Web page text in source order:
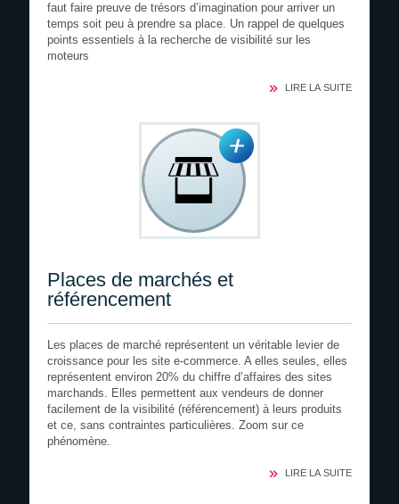
faut faire preuve de trésors d’imagination pour arriver un
temps soit peu à prendre sa place. Un rappel de quelques
points essentiels à la recherche de visibilité sur les
moteurs
LIRE LA SUITE
Places de marchés et
référencement
Les places de marché représentent un véritable levier de
croissance pour les site e-commerce. A elles seules, elles
représentent environ 20% du chiffre d’affaires des sites
marchands. Elles permettent aux vendeurs de donner
facilement de la visibilité (référencement) à leurs produits
et ce, sans contraintes particulières. Zoom sur ce
phénomène.
LIRE LA SUITE